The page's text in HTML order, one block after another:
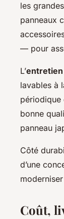
les
panneaux
— pour
L’entretien
lavables à
périodique
bonne
panneau
Côté
d’une
Coût,